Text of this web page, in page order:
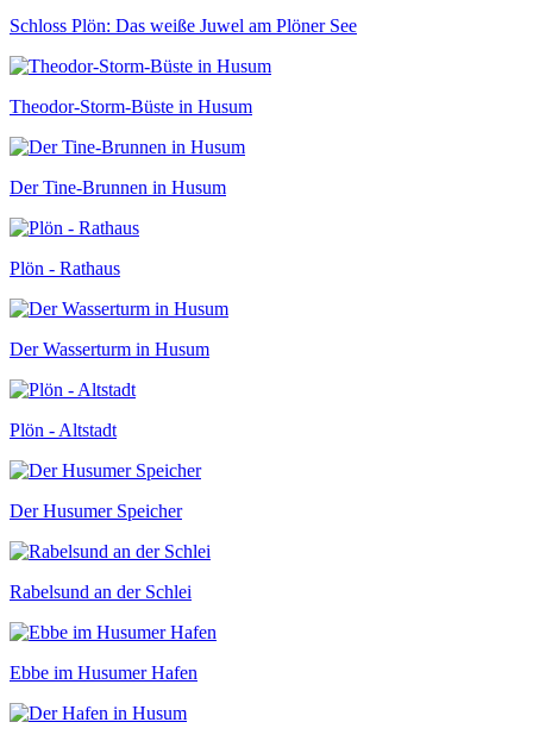
Schloss Plön: Das weiße Juwel am Plöner See
Theodor-Storm-Büste in Husum
Der Tine-Brunnen in Husum
Plön - Rathaus
Der Wasserturm in Husum
Plön - Altstadt
Der Husumer Speicher
Rabelsund an der Schlei
Ebbe im Husumer Hafen